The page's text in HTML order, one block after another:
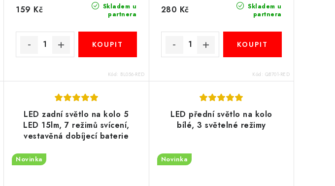
Skladem u
partnera
159 Kč
Kód: BL056-RED
Skladem u
partnera
280 Kč
Kód: QB701-RED
LED zadní světlo na kolo 5
LED 15lm, 7 režimů svícení,
vestavěná dobíjecí baterie
Novinka
LED přední světlo na kolo
bílé, 3 světelné režimy
Novinka